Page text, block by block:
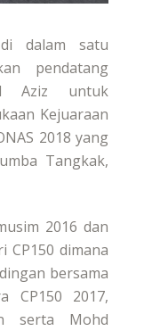
dalam satu
pendatang
Aziz untuk
Kejuaraan
2018 yang
Tangkak,
2016 dan
CP150 dimana
bersama
CP150 2017,
serta Mohd